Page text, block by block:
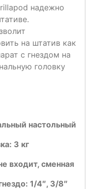
надежно
на штатив как
с гнездом на
головку
настольный
3 кг
входит, сменная
1/4″, 3/8″